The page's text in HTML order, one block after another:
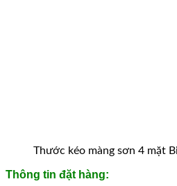
Thước kéo màng sơn 4 mặt
Thông tin đặt hàng: